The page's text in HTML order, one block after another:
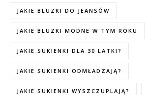
JAKIE BLUZKI DO JEANSÓW
JAKIE BLUZKI MODNE W TYM ROKU
JAKIE SUKIENKI DLA 30 LATKI?
JAKIE SUKIENKI ODMŁADZAJĄ?
JAKIE SUKIENKI WYSZCZUPLAJĄ?